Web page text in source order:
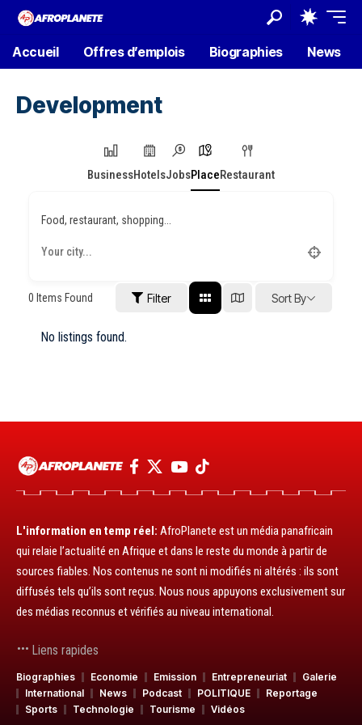
Accueil Offres d’emplois Biographies News
Development
BusinessHotelsJobsPlaceRestaurant
Food, restaurant, shopping...
0 Items Found Filter Sort By
No listings found.
L'information en temp réel: AfroPlanete est un média panafricain
qui relaie l’actualité en Afrique et dans le reste du monde à partir de
sources fiables. Nos contenus ne sont ni modifiés ni altérés : ils sont
diffusés tels qu’ils sont reçus. Nous nous appuyons exclusivement sur
des médias reconnus et vérifiés au niveau international.
Liens rapides
Biographies Economie Emission Entrepreneuriat
Galerie
International
News Podcast POLITIQUE
Reportage
Sports
Technologie Tourisme Vidéos